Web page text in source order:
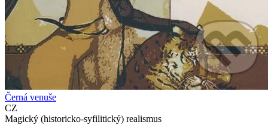
Černá venuše
CZ
Magický (historicko-syfilitický) realismus